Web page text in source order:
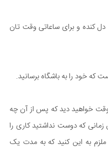
دل کنده و برای ساعاتی وقت تان
که خود را به باشگاه برسانید.
وقت خواهید دید که پس از آن چه
که دوست نداشتید کاری را
به این کنید که به مدت یک